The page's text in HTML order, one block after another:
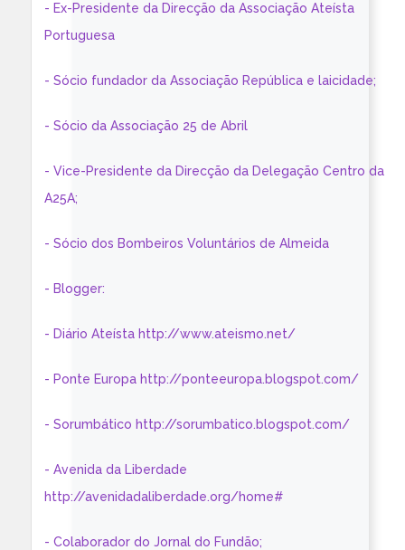
- Ex-Presidente da Direcção da Associação Ateísta
Portuguesa
- Sócio fundador da Associação República e laicidade;
- Sócio da Associação 25 de Abril
- Vice-Presidente da Direcção da Delegação Centro da
A25A;
- Sócio dos Bombeiros Voluntários de Almeida
- Blogger:
- Diário Ateísta http://www.ateismo.net/
- Ponte Europa http://ponteeuropa.blogspot.com/
- Sorumbático http://sorumbatico.blogspot.com/
- Avenida da Liberdade
http://avenidadaliberdade.org/home#
- Colaborador do Jornal do Fundão;